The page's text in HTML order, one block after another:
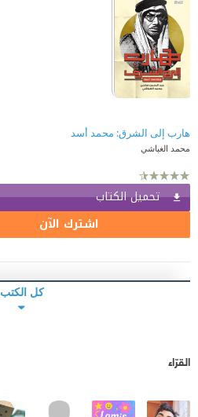
هارب إلى الشرق: محمد أسد
محمد الغباشي
تحميل الكتاب
اشترك الآن
كل الكتب
القرّاء